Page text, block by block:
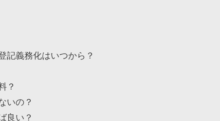
記義務化はいつから？
？
いの？
良い？